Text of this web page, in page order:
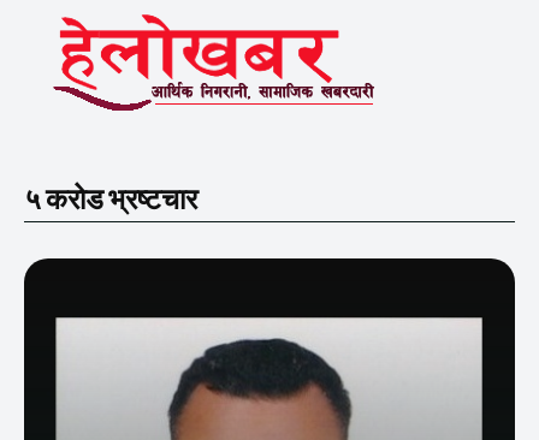
५ करोड भ्रष्टचार